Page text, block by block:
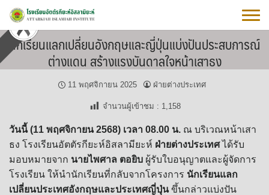
Skip
content
นักเรียนแลกเปลี่ยนอังกฤษและญี่ปุ่นแบ่งปันประสบการณ์
ต่างแดน สร้างแรงบันดาลใจหน้าเสาธง
11 พฤศจิกายน 2025 ฝ่ายต่างประเทศ
จำนวนผู้เข้าชม : 1,158
วันนี้ (11 พฤศจิกายน 2568) เวลา 08.00 น. ณ บริเวณหน้าเสา
ธง โรงเรียนอัตตัรกียะห์อิสลามียะห์ ฝ่ายต่างประเทศได้รับ
มอบหมายจาก นายไพศาล ตอยิบ ผู้รับใบอนุญาตและผู้จัดการ
โรงเรียน ให้นำนักเรียนที่กลับจากโครงการ นักเรียนแลก
เปลี่ยนประเทศอังกฤษและประเทศญี่ปุ่นขึ้นกล่าวแบ่งปัน